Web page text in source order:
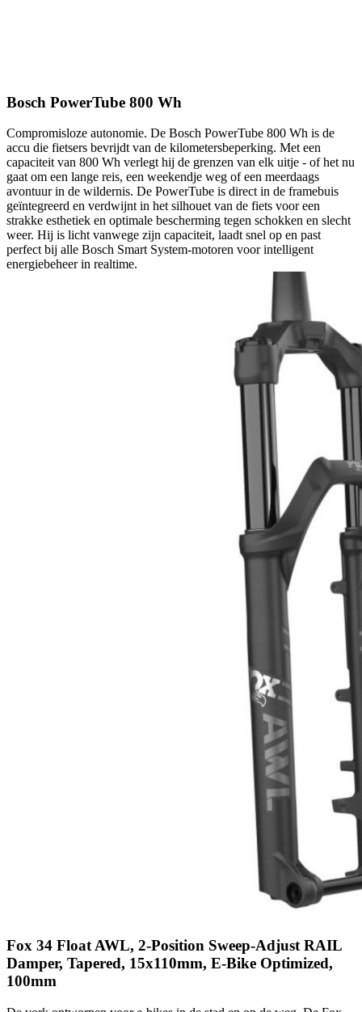
Bosch PowerTube 800 Wh
Compromisloze autonomie. De Bosch PowerTube 800 Wh is de
accu die fietsers bevrijdt van de kilometersbeperking. Met een
capaciteit van 800 Wh verlegt hij de grenzen van elk uitje - of het nu
gaat om een ​​lange reis, een weekendje weg of een meerdaags
avontuur in de wildernis. De PowerTube is direct in de framebuis
geïntegreerd en verdwijnt in het silhouet van de fiets voor een
strakke esthetiek en optimale bescherming tegen schokken en slecht
weer. Hij is licht vanwege zijn capaciteit, laadt snel op en past
perfect bij alle Bosch Smart System-motoren voor intelligent
energiebeheer in realtime.
Fox 34 Float AWL, 2-Position Sweep-Adjust RAIL
Damper, Tapered, 15x110mm, E-Bike Optimized,
100mm